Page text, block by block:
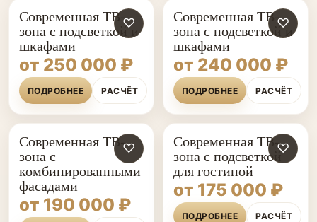
♡
Современная ТВ-
зона с подсветкой и
шкафами
от 250 000 ₽
ПОДРОБНЕЕ РАСЧЁТ
♡
Современная ТВ-
зона с подсветкой и
шкафами
от 240 000 ₽
ПОДРОБНЕЕ РАСЧЁТ
♡
Современная ТВ-
зона с
комбинированными
фасадами
от 190 000 ₽
♡
Современная ТВ-
зона с подсветкой
для гостиной
от 175 000 ₽
ПОДРОБНЕЕ РАСЧЁТ